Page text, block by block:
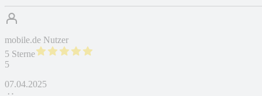
mobile.de Nutzer
5 Sterne
5
07.04.2025